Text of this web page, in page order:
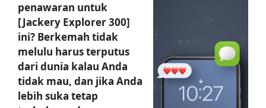
penawaran untuk
[Jackery Explorer 300]
ini? Berkemah tidak
melulu harus terputus
dari dunia kalau Anda
tidak mau, dan jika Anda
lebih suka tetap